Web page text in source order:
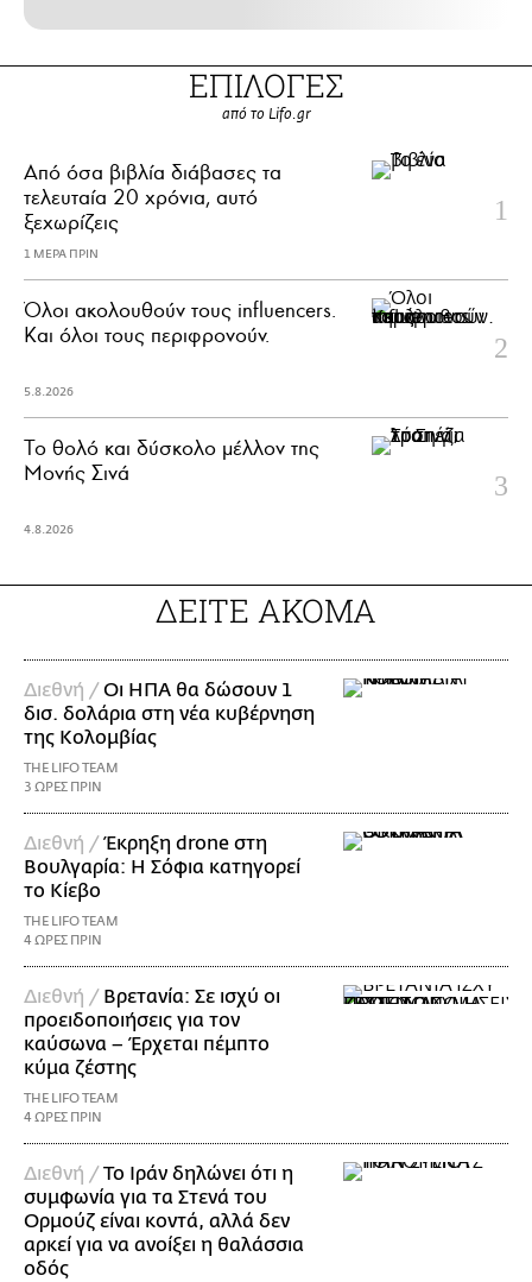
ΕΠΙΛΟΓΕΣ
από το Lifo.gr
Από όσα βιβλία διάβασες τα
τελευταία 20 χρόνια, αυτό
ξεχωρίζεις
1 ΜΕΡΑ ΠΡΙΝ
Όλοι ακολουθούν τους influencers.
Και όλοι τους περιφρονούν.
5.8.2026
Το θολό και δύσκολο μέλλον της
Μονής Σινά
4.8.2026
ΔΕΙΤΕ ΑΚΟΜΑ
Διεθνή / Οι ΗΠΑ θα δώσουν 1
δισ. δολάρια στη νέα κυβέρνηση
της Κολομβίας
THE LIFO TEAM
3 ΩΡΕΣ ΠΡΙΝ
Διεθνή /Έκρηξη drone στη
Βουλγαρία: Η Σόφια κατηγορεί
το Κίεβο
THE LIFO TEAM
4 ΩΡΕΣ ΠΡΙΝ
Διεθνή / Βρετανία: Σε ισχύ οι
προειδοποιήσεις για τον
καύσωνα – Έρχεται πέμπτο
κύμα ζέστης
THE LIFO TEAM
4 ΩΡΕΣ ΠΡΙΝ
Διεθνή / Το Ιράν δηλώνει ότι η
συμφωνία για τα Στενά του
Ορμούζ είναι κοντά, αλλά δεν
αρκεί για να ανοίξει η θαλάσσια
οδός